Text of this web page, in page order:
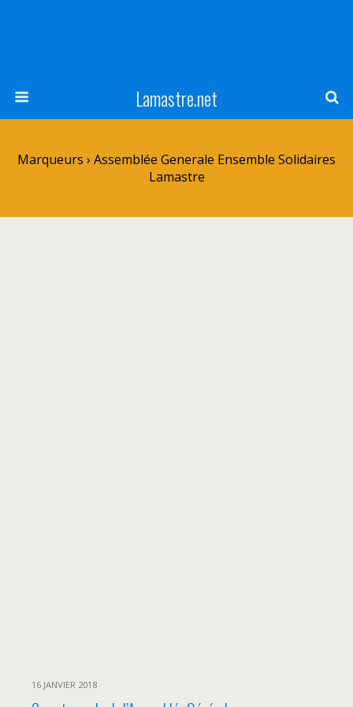
Lamastre.net
Marqueurs › Assemblée Generale Ensemble Solidaires
Lamastre
16 JANVIER 2018